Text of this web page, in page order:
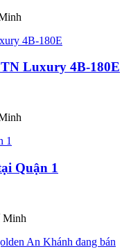
Luxury 4B-180E
Quận 1
Minh